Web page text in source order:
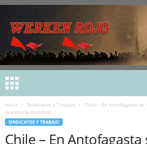
Inicio Sindicatos y Trabajo
Chile – En Antofagasta se
la minería nacional
SINDICATOS Y TRABAJO
Chile – En Antofagasta